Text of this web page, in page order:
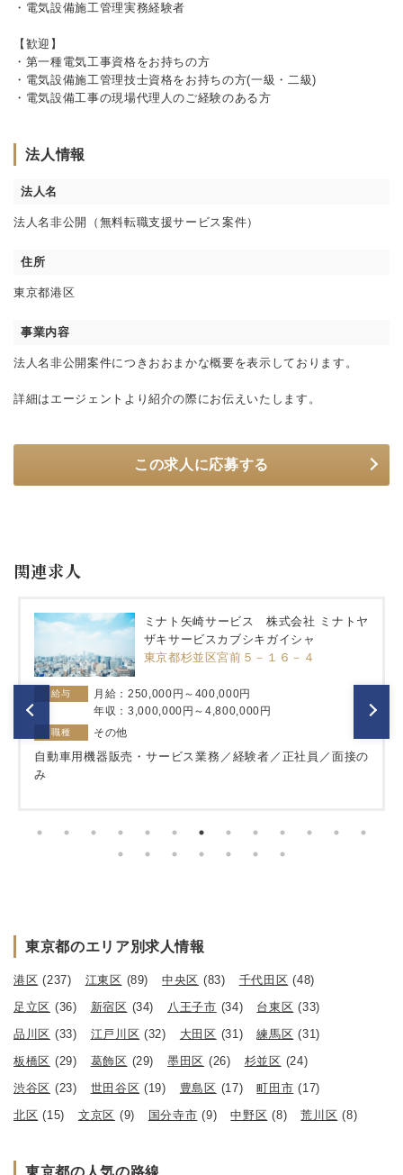
・電気設備施工管理実務経験者
【歓迎】
・第一種電気工事資格をお持ちの方
・電気設備施工管理技士資格をお持ちの方(一級・二級)
・電気設備工事の現場代理人のご経験のある方
法人情報
法人名
法人名非公開（無料転職支援サービス案件）
住所
東京都港区
事業内容
法人名非公開案件につきおおまかな概要を表示しております。
詳細はエージェントより紹介の際にお伝えいたします。
この求人に応募する
関連求人
ミナト矢崎サービス 株式会社 ミナトヤ
ザキサービスカブシキガイシャ
東京都杉並区宮前５－１６－４
給与
月給：250,000円～400,000円
年収：3,000,000円～4,800,000円
職種 その他
自動車用機器販売・サービス業務／経験者／正社員／面接の
み
東京都のエリア別求人情報
港区 (237) 江東区 (89) 中央区 (83) 千代田区 (48)
足立区 (36) 新宿区 (34) 八王子市 (34) 台東区 (33)
品川区 (33) 江戸川区 (32) 大田区 (31) 練馬区 (31)
板橋区 (29) 葛飾区 (29) 墨田区 (26) 杉並区 (24)
渋谷区 (23) 世田谷区 (19) 豊島区 (17) 町田市 (17)
北区 (15) 文京区 (9) 国分寺市 (9) 中野区 (8) 荒川区 (8)